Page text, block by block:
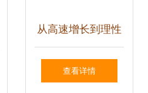
从高速增长到理性
回调 物业管理行业
查看详情